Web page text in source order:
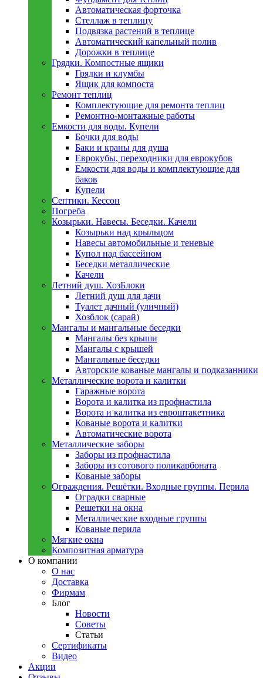
Автоматическая форточка
Стеллаж в теплицу
Подвязка растений в теплице
Автоматический капельный полив
Дорожки в теплице
Грядки. Компостные ящики
Грядки и клумбы
Ящик для компоста
Ремонт теплиц
Комплектующие для ремонта теплиц
Ремонтно-монтажные работы
Емкости для воды. Купели
Бочки для воды
Баки и краны для душа
Еврокубы, переходники для еврокубов
Емкости для воды и комплектующие для
баков
Купели
Септики. Кессон
Погреба
Козырьки. Навесы. Беседки. Качели
Козырьки над крыльцом
Навесы автомобильные и теневые
Купол над бассейном
Беседки металлическиe
Качели
Летний душ. ХозБлоки
Летний душ для дачи
Туалет дачный (уличный)
Хозблок (сарай)
Мангалы и мангальные беседки
Мангалы без крыши
Мангалы с крышей
Мангальные беседки
Авторские кованые мангалы и подказанники
Металлическиe ворота и калитки
Гаражные ворота
Ворота и калитка из профнастила
Ворота и калитка из евроштакетника
Кованые ворота и калитки
Автоматические ворота
Металлическиe заборы
Заборы из профнастила
Заборы из сотового поликарбоната
Кованые заборы
Ограждения. Решётки. Входные группы. Перила
Оградки сварные
Решетки на окна
Металлические входные группы
Кованые перила
Мягкие окна
Композитная арматура
О компании
О нас
Доставка
Фирмам
Блог
Новости
Советы
Статьи
Сертификаты
Видео
Акции